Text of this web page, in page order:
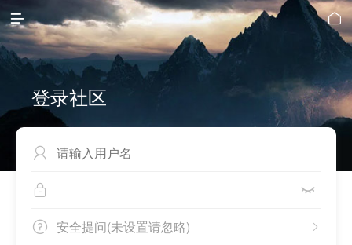
 
登录社区

 
 
安全提问(未设置请忽略)